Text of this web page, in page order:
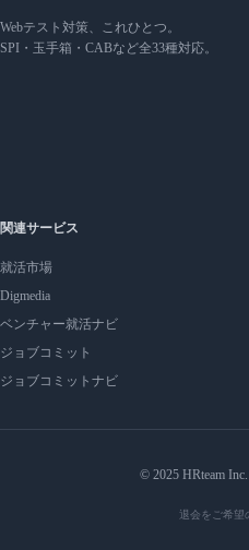
Webテスト対策、これひとつ。
SPI・玉手箱・CABなど全33種対応。
関連サービス
就活市場
Digmedia
ベンチャー就活ナビ
ジョブコミット
ジョブコミットナビ
© 2025 HRteam
退会をご希望